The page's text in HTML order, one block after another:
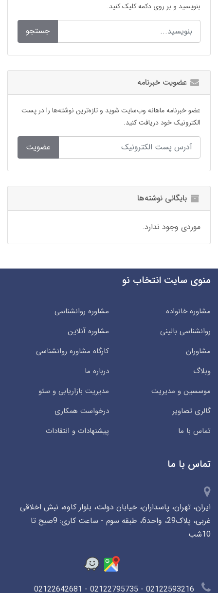
بنویسید و بر روی دکمه کلیک کنید.
جستجو
عضویت خبرنامه
عضو خبرنامه ماهانه وب‌سایت شوید و تازه‌ترین نوشته‌ها را در پست
الکترونیک خود دریافت کنید.
عضویت
بایگانی نوشته‌ها
موردی وجود ندارد.
منوی سایت انتخاب نو
مشاوره خانواده
مشاوره روانشناسی
روانشناسی بالینی
مشاوره آنلاین
مشاوران
کارگاه مشاوره روانشناسی
وبلاگ
درباره ما
موسسین و مدیریت
مدیریت بازاریابی و سئو
گالری تصاویر
درخواست همکاری
تماس با ما
پیشنهادات و انتقادات
تماس با ما
ایران، تهران، پاسداران، خیابان دولت، بلوار کاوه، نبش اخلاقی
غربی، پلاک29، واحد6، طبقه سوم - ساعت کاری: 9صبح تا
10شب